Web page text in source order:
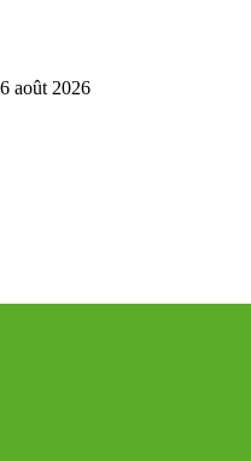
6 août 2026